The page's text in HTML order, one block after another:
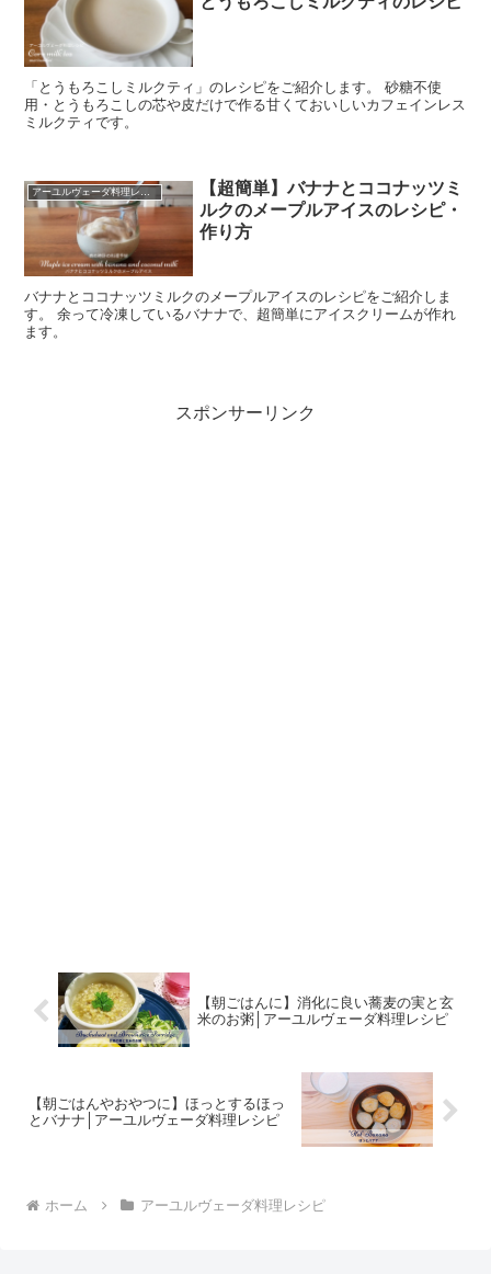
「とうもろこしミルクティ」のレシピをご紹介します。 砂糖不使
用・とうもろこしの芯や皮だけで作る甘くておいしいカフェインレス
ミルクティです。
アーユルヴェーダ料理レシピ
【超簡単】バナナとココナッツミ
ルクのメープルアイスのレシピ・
作り方
バナナとココナッツミルクのメープルアイスのレシピをご紹介しま
す。 余って冷凍しているバナナで、超簡単にアイスクリームが作れ
ます。
スポンサーリンク
【朝ごはんに】消化に良い蕎麦の実と玄
米のお粥│アーユルヴェーダ料理レシピ
【朝ごはんやおやつに】ほっとするほっ
とバナナ│アーユルヴェーダ料理レシピ
ホーム アーユルヴェーダ料理レシピ